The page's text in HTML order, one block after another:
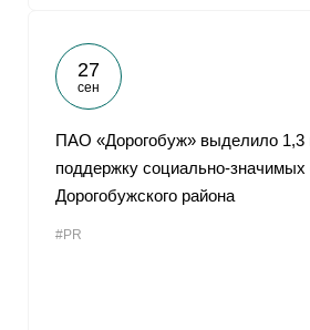
27
сен
ПАО «Дорогобуж» выделило 1,3
поддержку социально-значимых
Дорогобужского района
#PR